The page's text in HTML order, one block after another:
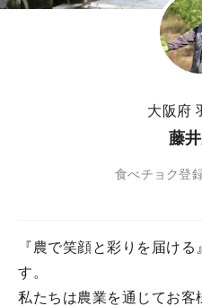
大阪府
藤
食べチョク登
『農で笑顔と彩りを届け
す。
私たちは農業を通じてお客